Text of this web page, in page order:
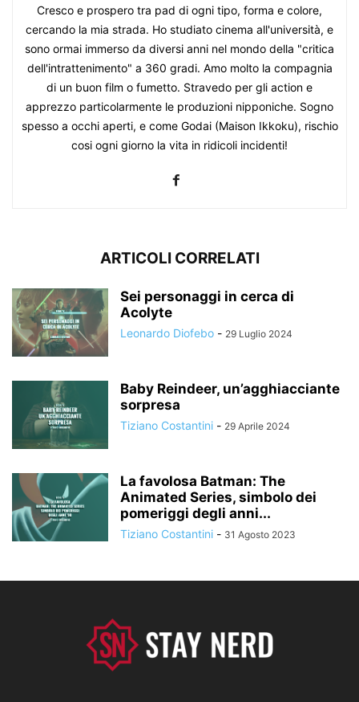
Cresco e prospero tra pad di ogni tipo, forma e colore,
cercando la mia strada. Ho studiato cinema all'università, e
sono ormai immerso da diversi anni nel mondo della "critica
dell'intrattenimento" a 360 gradi. Amo molto la compagnia
di un buon film o fumetto. Stravedo per gli action e
apprezzo particolarmente le produzioni nipponiche. Sogno
spesso a occhi aperti, e come Godai (Maison Ikkoku), rischio
cosi ogni giorno la vita in ridicoli incidenti!
ARTICOLI CORRELATI
Sei personaggi in cerca di
Acolyte
Leonardo Diofebo - 29 Luglio 2024
Baby Reindeer, un’agghiacciante
sorpresa
Tiziano Costantini - 29 Aprile 2024
La favolosa Batman: The
Animated Series, simbolo dei
pomeriggi degli anni...
Tiziano Costantini - 31 Agosto 2023